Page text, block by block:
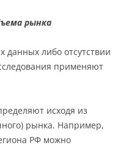
рынка
данных либо отсутствии
применяют
исходя из
рынка. Например,
РФ можно